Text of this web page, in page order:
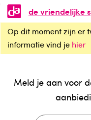
de vriendelijke
Op dit moment zijn er
informatie vind je hier
Meld je aan voor